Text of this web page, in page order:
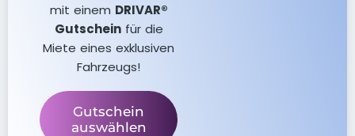
mit einem DRIVAR®
Gutscheinfür die
Miete eines exklusiven
Fahrzeugs!
Gutschein
auswählen